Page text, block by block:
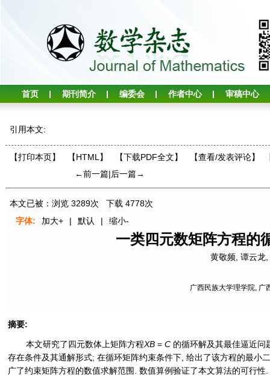
首页 期刊简介 编委会 作者中心 审稿中心
引用本文:
【打印本页】 【HTML】 【下载PDF全文】 【查看/发表评论】
←前一篇|后一篇→
本文已被：浏览 3289次 下载 4778次
字体:
加大+ | 默认 | 缩小-
一类四元数矩阵方程的
黄敬频, 谭云龙
广西民族大学理学院, 广
摘要:
本文研究了四元数体上矩阵方程XB = C 的循环解及其最佳逼近问
存在条件及其通解形式; 在循环矩阵约束条件下, 给出了该方程的最小
广了约束矩阵方程的数值求解范围. 数值算例验证了本文算法的可行性.